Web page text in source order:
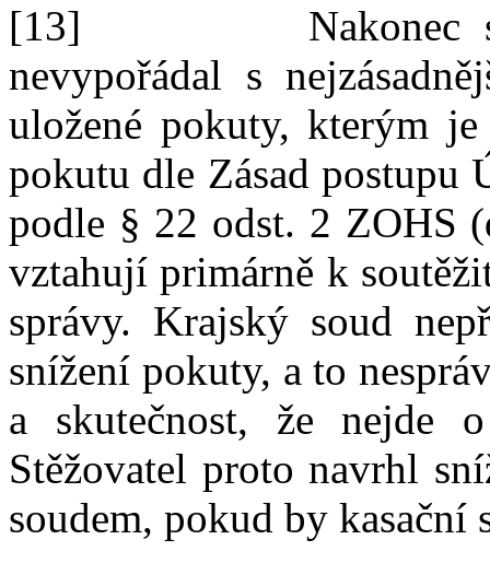
[13]
Nakonec
nevypořádal s
uložené pokuty, kterým
pokutu dle Zásad postupu
podle § 22 odst. 2 ZOHS
vztahují primárně k
správy. Krajský soud
snížení pokuty, a to
a
skutečnost, že
nejde o
Stěžovatel proto navrhl
soudem, pokud by